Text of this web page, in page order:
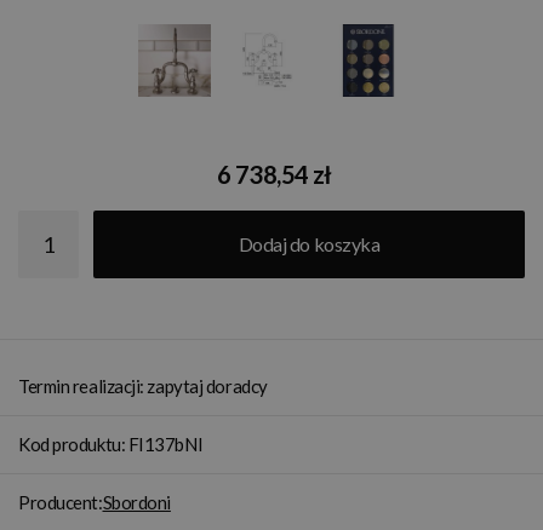
6 738,54 zł
Dodaj do koszyka
Termin realizacji: zapytaj doradcy
Kod produktu: FI137bNI
Producent:Sbordoni